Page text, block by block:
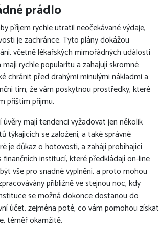
prádlo
příjem rychle utratil neočekávané výdaje,
je zachránce. Tyto plány dokážou
včetně lékařských mimořádných událostí
rychle popularitu a zahajují skromné
chránit před drahými minulými nákladmi a
tím, že vám poskytnou prostředky, které
příštím příjmu.
mají tendenci vyžadovat jen několik
týkajících se založení, a také správné
je důkaz o hotovosti, a zahájí probíhající
institucí, které předkládají on-line
vše pro snadné vyplnění, a proto mohou
přibližně ve stejnou noc, kdy
se možná dokonce dostanou do
účet, zejména poté, co vám pomohou získat
téměř okamžitě.